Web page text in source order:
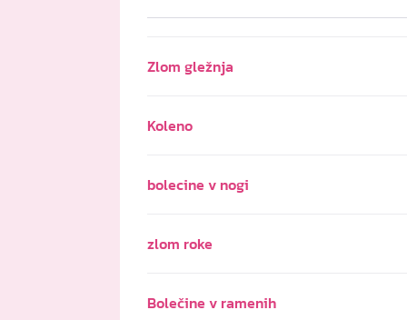
Zlom gležnja
Koleno
bolecine v nogi
zlom roke
Bolečine v ramenih